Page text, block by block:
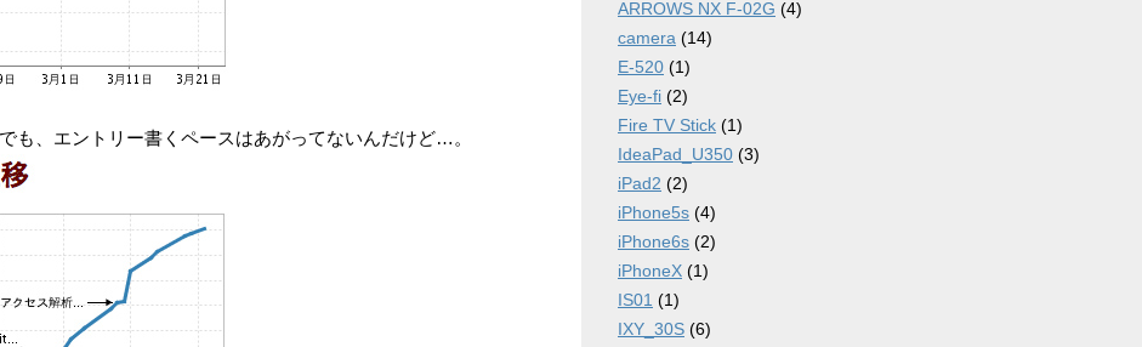
も、エントリー書くペースはあがってないんだけど…。
ARROWS NX F-02G (4)
camera (14)
E-520 (1)
Eye-fi (2)
Fire TV Stick (1)
IdeaPad_U350 (3)
iPad2 (2)
iPhone5s (4)
iPhone6s (2)
iPhoneX (1)
IS01 (1)
IXY_30S (6)